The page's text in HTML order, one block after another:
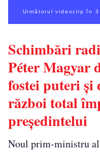
Următorul videoclip în 2
Schimbări
Péter Magyar
fostei puteri și
război total
președintelui
Noul prim-ministru